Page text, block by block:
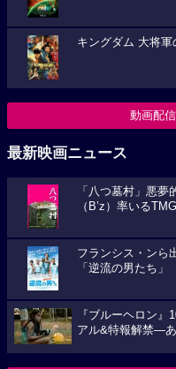
キングダム 大将軍
動画配
最新映画ニュース
「八つ墓村」悪
（B’z）率いる
フランシス・ンら
「逆流の男たち」
『ブルーヘロン
アル&特報解禁―